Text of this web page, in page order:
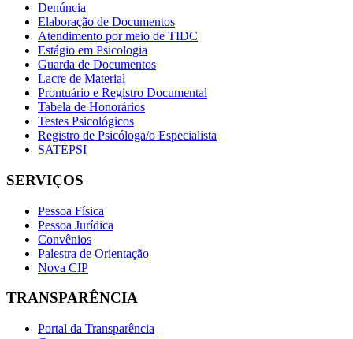
Denúncia
Elaboração de Documentos
Atendimento por meio de TIDC
Estágio em Psicologia
Guarda de Documentos
Lacre de Material
Prontuário e Registro Documental
Tabela de Honorários
Testes Psicológicos
Registro de Psicóloga/o Especialista
SATEPSI
SERVIÇOS
Pessoa Física
Pessoa Jurídica
Convênios
Palestra de Orientação
Nova CIP
TRANSPARÊNCIA
Portal da Transparência